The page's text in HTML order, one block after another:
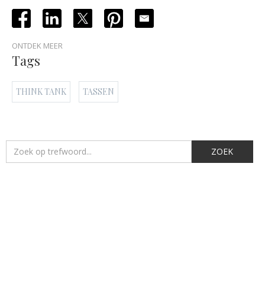
ONTDEK MEER
Tags
THINK TANK TASSEN